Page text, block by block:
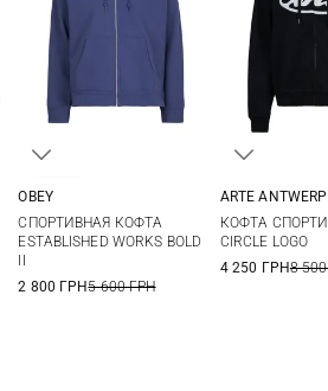
XXL
OBEY
СПОРТИВНАЯ КОФТА
ESTABLISHED WORKS BOLD
II
2 800 ГРН5 600 ГРН
ARTE ANTWERP
КОФТА
CIRCLE LOGO
4 250 ГРН8